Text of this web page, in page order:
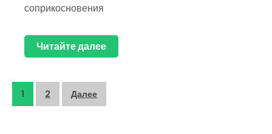
соприкосновения
Читайте далее
Пагинация
1 2 Далее